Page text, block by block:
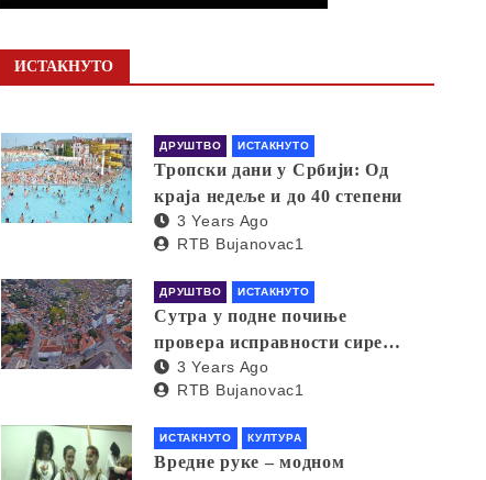
ИСТАКНУТО
ДРУШТВО ИСТАКНУТО
Тропски дани у Србији: Од
краја недеље и до 40 степени
3 Years Ago
RTB Bujanovac1
ДРУШТВО ИСТАКНУТО
Сутра у подне почиње
провера исправности сирена
за узбуњивање
3 Years Ago
RTB Bujanovac1
ИСТАКНУТО КУЛТУРА
Вредне руке – модном